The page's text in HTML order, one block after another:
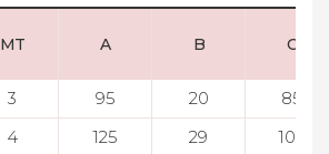
MT A B C
3 95 20
85
4 125 29
108